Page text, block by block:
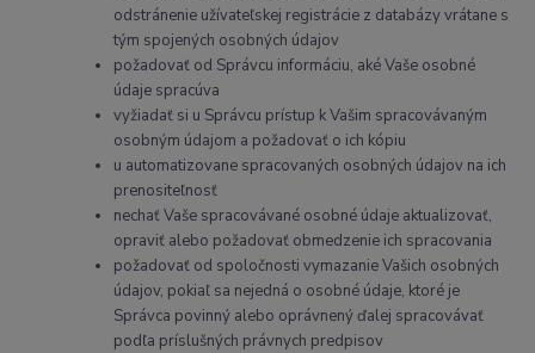
odstránenie užívateľskej registrácie z databázy vrátane s
tým spojených osobných údajov
požadovať od Správcu informáciu, aké Vaše osobné
údaje spracúva
vyžiadať si u Správcu prístup k Vašim spracovávaným
osobným údajom a požadovať o ich kópiu
u automatizovane spracovaných osobných údajov na ich
prenositeľnosť
nechať Vaše spracovávané osobné údaje aktualizovať,
opraviť alebo požadovať obmedzenie ich spracovania
požadovať od spoločnosti vymazanie Vašich osobných
údajov, pokiaľ sa nejedná o osobné údaje, ktoré je
Správca povinný alebo oprávnený ďalej spracovávať
podľa príslušných právnych predpisov